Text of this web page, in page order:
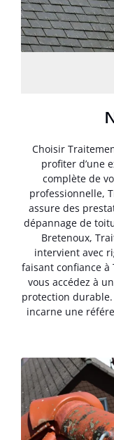
Choisir
profiter d’une
complète de
professionnelle,
assure des
dépannage de
Bretenoux,
intervient avec
faisant confiance
vous accédez à
protection
incarne une